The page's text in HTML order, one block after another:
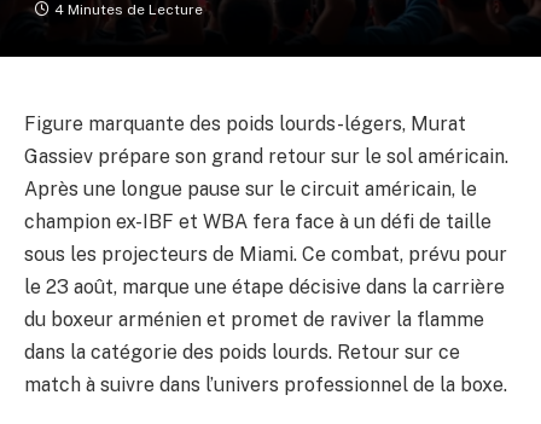
4 Minutes de Lecture
Figure marquante des poids lourds-légers, Murat
Gassiev prépare son grand retour sur le sol américain.
Après une longue pause sur le circuit américain, le
champion ex-IBF et WBA fera face à un défi de taille
sous les projecteurs de Miami. Ce combat, prévu pour
le 23 août, marque une étape décisive dans la carrière
du boxeur arménien et promet de raviver la flamme
dans la catégorie des poids lourds. Retour sur ce
match à suivre dans l’univers professionnel de la boxe.